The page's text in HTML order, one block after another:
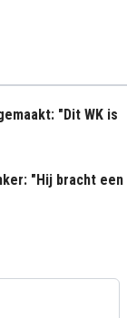
"Dit WK is
"Hij bracht een